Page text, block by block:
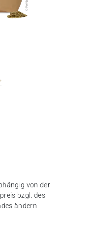
von der
bzgl. des
ändern